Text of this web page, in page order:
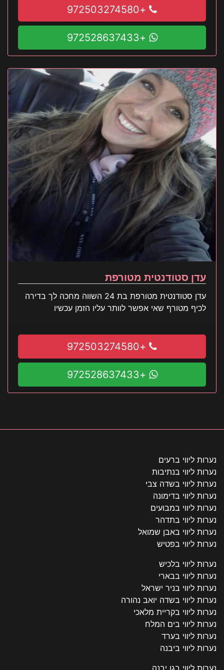
+972503274580
+972528637433
עדן סטודנטית מטורפת
עדן סטודנטית מטורפת בת 24 השווה מחכה לך בדירה
לכיף מטורף שאי אפשר לוותר עליו הזמן עכשיו
+972503274580
+972528637433
נערות ליווי ברעים
נערות ליווי בנתיבות
נערות ליווי בשדה צבי
נערות ליווי בדימונה
נערות ליווי במבועים
נערות ליווי בתדהר
נערות ליווי באבן שמואל
נערות ליווי בפטיש
נערות ליווי בלכיש
נערות ליווי בבארי
נערות ליווי בניר ישראל
נערות ליווי בשדה יואב נהורה
נערות ליווי בקריית מלאכי
נערות ליווי בים המלח
נערות ליווי בערד
נערות ליווי ביבנה
נערות ליווי בגן יבנה